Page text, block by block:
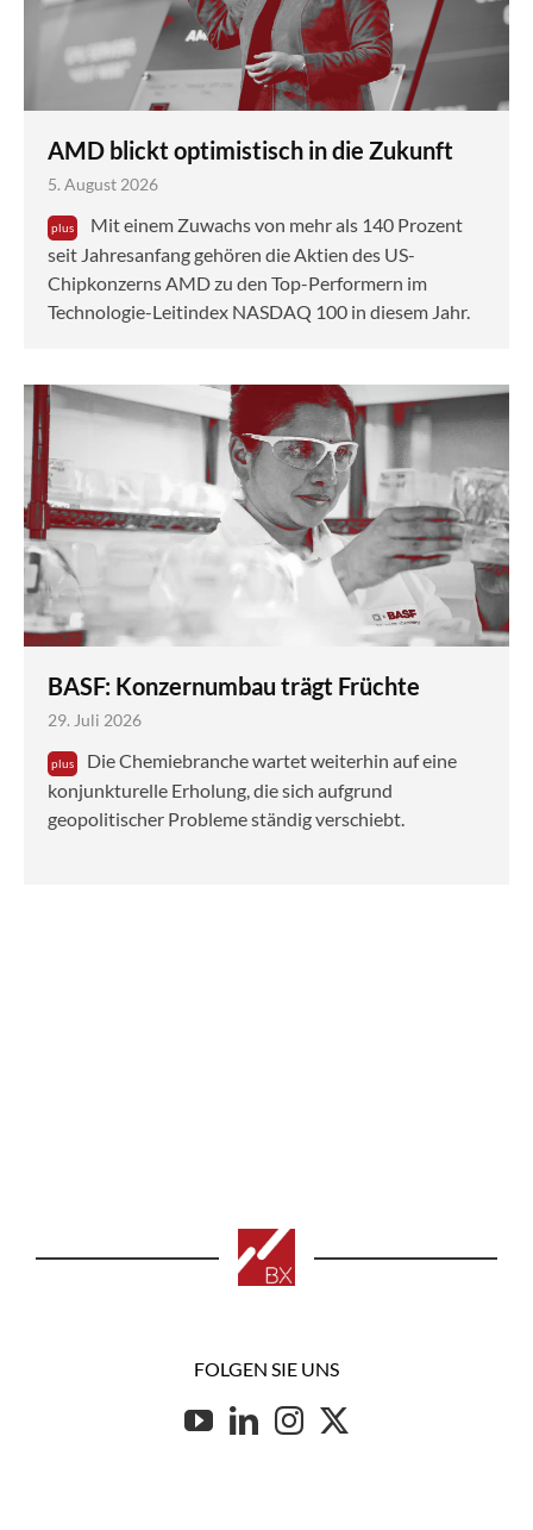
AMD blickt optimistisch in die Zukunft
5. August 2026
Mit einem Zuwachs von mehr als 140 Prozent
seit Jahresanfang gehören die Aktien des US-
Chipkonzerns AMD zu den Top-Performern im
Technologie-Leitindex NASDAQ 100 in diesem Jahr.
BASF: Konzernumbau trägt Früchte
29. Juli 2026
Die Chemiebranche wartet weiterhin auf eine
konjunkturelle Erholung, die sich aufgrund
geopolitischer Probleme ständig verschiebt.
FOLGEN SIE UNS